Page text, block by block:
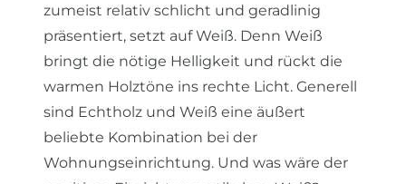
zumeist relativ schlicht und geradlinig
präsentiert, setzt auf Weiß. Denn Weiß
bringt die nötige Helligkeit und rückt die
warmen Holztöne ins rechte Licht. Generell
sind Echtholz und Weiß eine äußert
beliebte Kombination bei der
Wohnungseinrichtung. Und was wäre der